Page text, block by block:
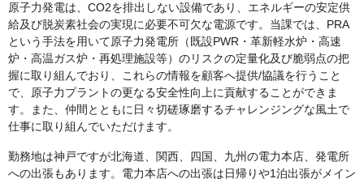
原子力発電は、CO2を排出しない設備であり、エネルギーの安定供
給及び脱炭素社会の実現に必要不可欠な電源です。当課では、PRA
という手法を用いて原子力発電所（既設PWR・革新軽水炉・高速
炉・高温ガス炉・再処理施設等）のリスクの定量化及び脆弱点の把
握に取り組んでおり、これらの情報を顧客へ提供/協議を行うこと
で、原子力プラントの更なる安全性向上に貢献することができま
す。また、仲間とともに日々切磋琢磨するチャレンジングな風土で
仕事に取り組んでいただけます。
勤務地は神戸ですが北海道、関西、四国、九州の電力本店、発電所
への出張もあります。電力本店への出張は日帰りや1泊出張がメイン